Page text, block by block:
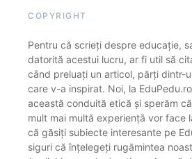
COPYRIGHT
Pentru că scrieți despre educație,
datorită acestui lucru, ar fi util să
când preluați un articol, părți dintr-
care v-a inspirat. Noi, la
această conduită etică și sperăm
mult mai multă experiență vor face
că găsiți subiecte interesante pe
siguri că înțelegeți rugămintea